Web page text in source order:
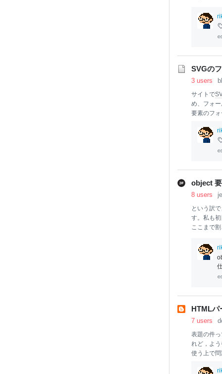
SVG
o provide
SVGの
3 users
サイトで
め、フォ
要素のフォ
gure1.svg"
object
8 users
という訳
す。私も
ここまで
こらでひ
思います
リニュー
すが、概
れる以上
HTML
7 users
表題の件
れど，よ
使う上で
るかと思